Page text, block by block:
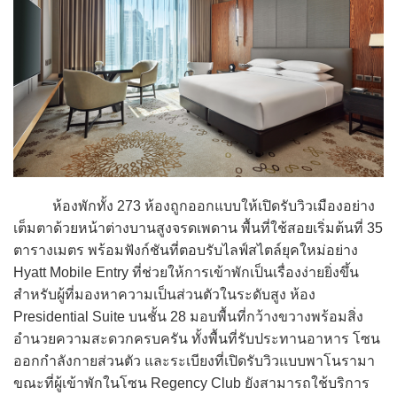
ห้องพักทั้ง 273 ห้องถูกออกแบบให้เปิดรับวิวเมืองอย่าง
เต็มตาด้วยหน้าต่างบานสูงจรดเพดาน พื้นที่ใช้สอยเริ่มต้นที่ 35
ตารางเมตร พร้อมฟังก์ชันที่ตอบรับไลฟ์สไตล์ยุคใหม่อย่าง
Hyatt Mobile Entry ที่ช่วยให้การเข้าพักเป็นเรื่องง่ายยิ่งขึ้น
สำหรับผู้ที่มองหาความเป็นส่วนตัวในระดับสูง ห้อง
Presidential Suite บนชั้น 28 มอบพื้นที่กว้างขวางพร้อมสิ่ง
อำนวยความสะดวกครบครัน ทั้งพื้นที่รับประทานอาหาร โซน
ออกกำลังกายส่วนตัว และระเบียงที่เปิดรับวิวแบบพาโนรามา
ขณะที่ผู้เข้าพักในโซน Regency Club ยังสามารถใช้บริการ